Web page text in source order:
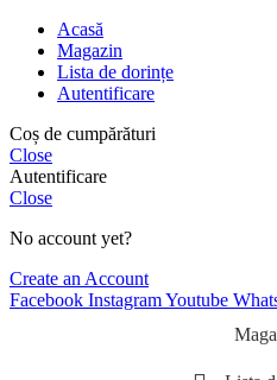
Acasă
Magazin
Lista de dorințe
Autentificare
Coș de cumpărături
Close
Autentificare
Close
No account yet?
Create an Account
Facebook InstagramYoutube